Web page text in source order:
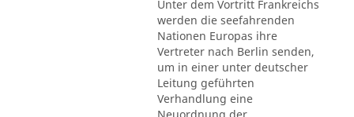
Unter dem Vortritt Frankreichs
werden die seefahrenden
Nationen Europas ihre
Vertreter nach Berlin senden,
um in einer unter deutscher
Leitung geführten
Verhandlung eine